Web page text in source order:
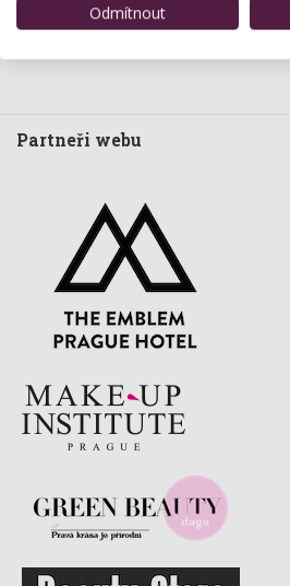
Partneři webu
Odmítnout